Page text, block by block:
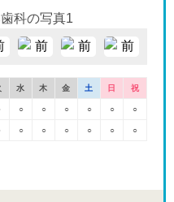
水 木 金 土 日 祝
○ ○ ○ ○ ○ ○
○ ○ ○ ○ ○ ○